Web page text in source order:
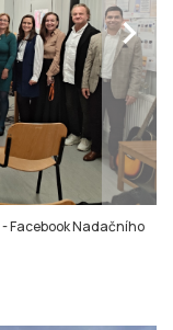
chevron_right
-Facebook Nadačního